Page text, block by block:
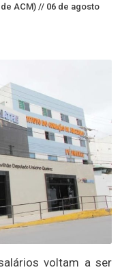
ACM) // 06 de agosto
voltam a ser